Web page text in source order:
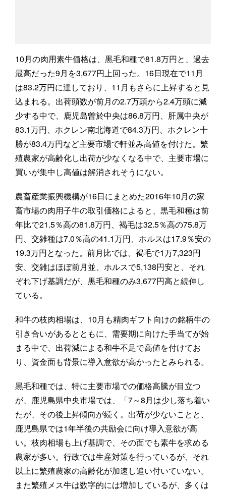
10月の肉用素牛価格は、黒毛和種で81.8万円と、過去
最高だった9月を3,677円上回った。16日現在で11月
は83.2万円に達しており、11月もさらに上昇すると見
込まれる。出荷頭数が前月の2.7万頭から2.4万頭に減
少する中で、鹿児島曽於中央は86.8万円、肝属中央が
83.1万円、ホクレン南北海道で84.3万円、ホクレン十
勝が83.4万円など主要市場で軒並み高値を付けた。繁
殖農家が高齢化し出荷が少なくなる中で、主要市場に
買いが集中し高値は解消されそうにない。
農畜産業振興機構が16日にまとめた2016年10月の家
畜市場の肉用子牛の取引価格によると、黒毛和種は前
年比で21.5％高の81.8万円、褐毛は32.5％高の75.8万
円、交雑種は7.0％高の41.1万円、ホルスは17.9％安の
19.3万円となった。前月比では、褐毛で1万7,323円
安、交雑はほぼ前月並、ホルスで5,138円安と、それ
ぞれ下げ基調だが、黒毛和種のみ3,677円高と続伸し
ている。
和牛の枝肉相場は、10月も精肉ギフト向けの銘柄牛の
引き合いがあるとともに、需要期に向けた手当てが始
まる中で、出荷減による和牛不足で高値を付けてお
り、資金面も背景に導入意欲が高かったとみられる。
黒毛和種では、特に主要市場での価格高騰が目立つ
が、鹿児島県中央市場では、「7～8月は少し落ち着い
たが、その後上昇傾向が続く。出荷が少ないことと、
鹿児島県では1年半後の共励会に向け導入意欲が高
い。枝肉相場も上げ基調で、その面でも素牛を求める
農家が多い。行政では生産対策を行っているが、それ
以上に繁殖農家の高齢化が加速し追い付いていない。
また繁殖メス牛は数字的には増加しているが、多くは